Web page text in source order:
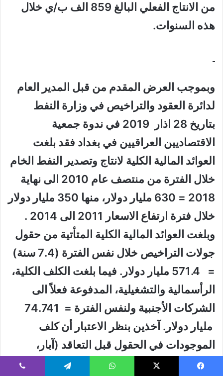
من الانتاج الفعلي البالغ 859 الف ب/ي خلال
هذه السنوات.
وبموجب العرض المقدم من قبل المدير العام
لدائرة العقود والتراخيص في وزارة النفط
بتاريخ 28 اذار 2019 في ندوة جمعية
الاقتصاديين العراقيين في بغداد فقد بلغت
العوائد المالية الكلية لانتاج وتصدير النفط الخام
خلال الفترة من منتصف عام 2010 الى نهاية
2018 = 630 مليار دولار، منها 350 مليار دولار
خلال فترة ارتفاع الاسعار 2011 الى 2014 .
وبلغت العوائد المالية الكلية المتأتية من حقول
جولات التراخيص خلال نفس الفترة (7.4 سنة)
=
مليار دولار. فيما بلغت الكلف الكلية،
الرأسمالية والتشغيلية، المدفوعة فعلاً الى
الشركات الأجنبية ولنفس الفترة = 74.741
مليار دولار . آخذين بنظر الاعتبار أن كلف
الموجودات في الحقول قبل التعاقد ( آبار،
منشآت عزل الغاز، منشآت تصنيع الغاز،